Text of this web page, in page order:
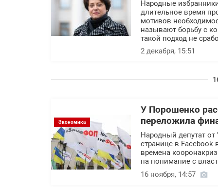
Народные
длительное время
мотивов
называют борьбу с
такой подход не
2 декабря, 15:51
Экономика
У Порошенко
переложила
Народный депутат
странице в
времена
на понимание с
16 ноября, 14:57